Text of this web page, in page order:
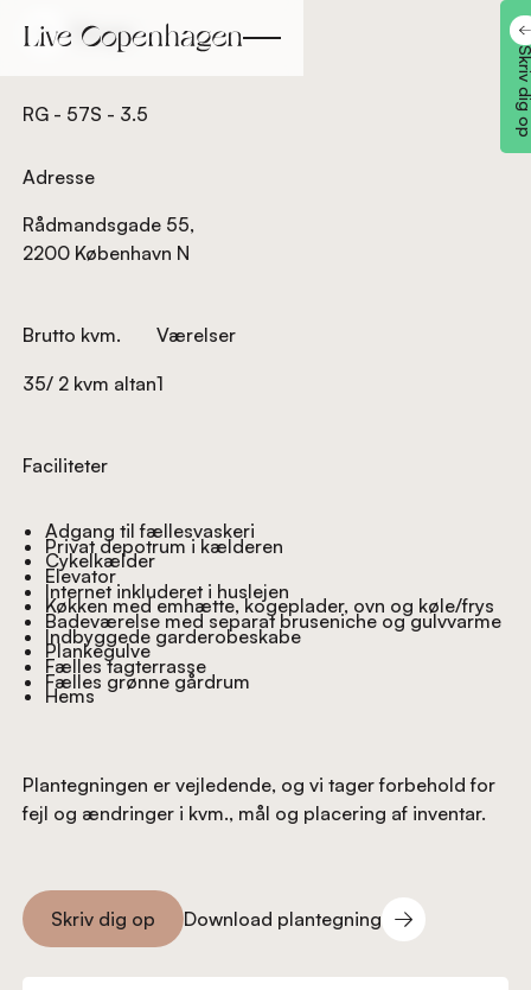
Tilbage
RG - 57S - 3.5
Adresse
Rådmandsgade 55,
2200 København N
Brutto kvm.
35/ 2 kvm altan
Værelser
1
Faciliteter
Adgang til fællesvaskeri
Privat depotrum i kælderen
Cykelkælder
Elevator
Internet inkluderet i huslejen
Køkken med emhætte, kogeplader, ovn og køle/frys
Badeværelse med separat bruseniche og gulvvarme
Indbyggede garderobeskabe
Plankegulve
Fælles tagterrasse
Fælles grønne gårdrum
Hems
Plantegningen er vejledende, og vi tager forbehold for
fejl og ændringer i kvm., mål og placering af inventar.
Skriv dig op
Skriv dig op
Download plantegning
Download plantegning